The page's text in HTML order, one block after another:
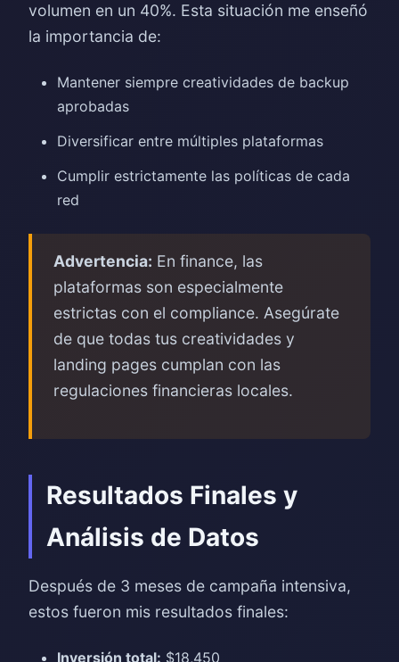
volumen en un 40%. Esta situación me enseñó
la importancia de:
Mantener siempre creatividades de backup
aprobadas
Diversificar entre múltiples plataformas
Cumplir estrictamente las políticas de cada
red
Advertencia: En finance, las
plataformas son especialmente
estrictas con el compliance. Asegúrate
de que todas tus creatividades y
landing pages cumplan con las
regulaciones financieras locales.
Resultados Finales y
Análisis de Datos
Después de 3 meses de campaña intensiva,
estos fueron mis resultados finales:
Inversión total: $18,450